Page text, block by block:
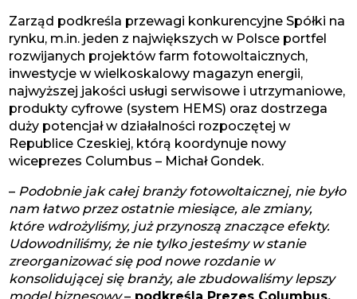
Zarząd podkreśla przewagi konkurencyjne Spółki na
rynku, m.in. jeden z największych w Polsce portfel
rozwijanych projektów farm fotowoltaicznych,
inwestycje w wielkoskalowy magazyn energii,
najwyższej jakości usługi serwisowe i utrzymaniowe,
produkty cyfrowe (system HEMS) oraz dostrzega
duży potencjał w działalności rozpoczętej w
Republice Czeskiej, którą koordynuje nowy
wiceprezes Columbus – Michał Gondek.
– Podobnie jak całej branży fotowoltaicznej, nie było
nam łatwo przez ostatnie miesiące, ale zmiany,
które wdrożyliśmy, już przynoszą znaczące efekty.
Udowodniliśmy, że nie tylko jesteśmy w stanie
zreorganizować się pod nowe rozdanie w
konsolidującej się branży, ale zbudowaliśmy lepszy